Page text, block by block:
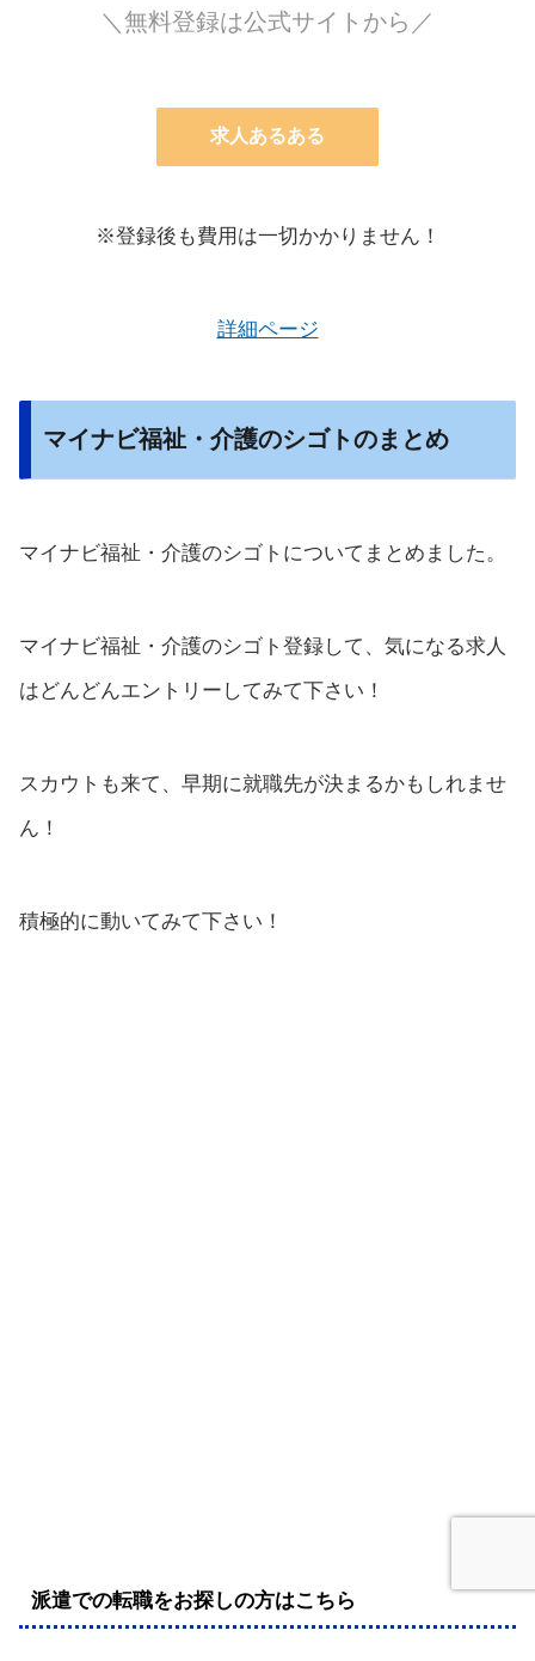
＼無料登録は公式サイトから／
求人あるある
※登録後も費用は一切かかりません！
詳細ページ
マイナビ福祉・介護のシゴトのまとめ
マイナビ福祉・介護のシゴトについてまとめました。
マイナビ福祉・介護のシゴト登録して、気になる求人
はどんどんエントリーしてみて下さい！
スカウトも来て、早期に就職先が決まるかもしれませ
ん！
積極的に動いてみて下さい！
派遣での転職をお探しの方はこちら